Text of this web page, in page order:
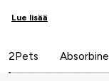
Lue lisää
2Pets Absorbine